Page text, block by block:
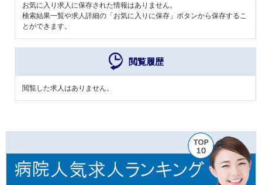
お気に入り求人に保存された情報はありません。
検索結果一覧や求人詳細の「お気に入りに保存」ボタンから保存するこ
とができます。
閲覧履歴
閲覧した求人はありません。